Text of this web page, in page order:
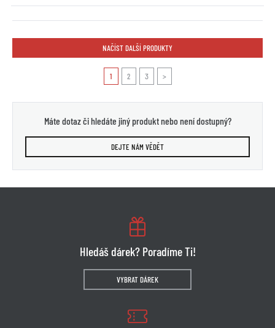
NAČÍST DALŠÍ PRODUKTY
1 2 3 >
Máte dotaz či hledáte jiný produkt nebo není dostupný?
DEJTE NÁM VĚDĚT
Hledáš dárek? Poradíme Ti!
VYBRAT DÁREK